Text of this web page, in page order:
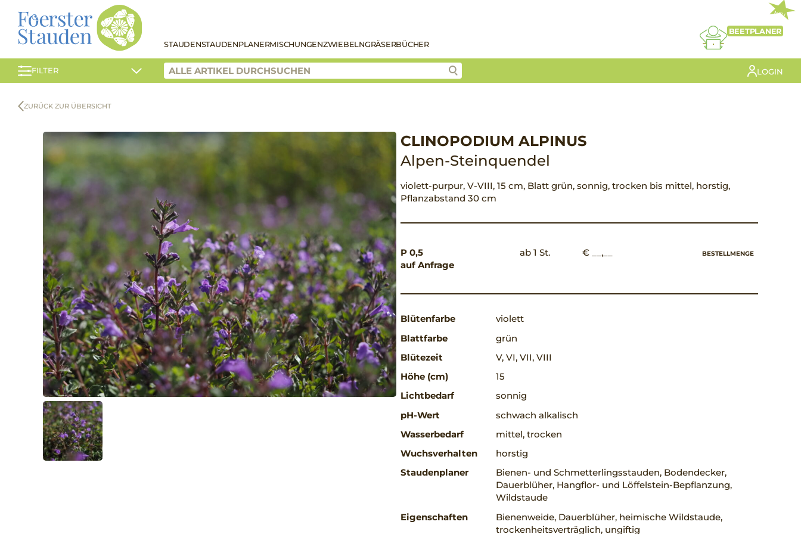
STAUDENSTAUDENPLANERMISCHUNGENZWIEBELNGRÄSERBÜCHER
NEU
BEETPLANER
FILTER LOGIN
ZURÜCK ZUR ÜBERSICHT
CLINOPODIUM ALPINUS
Alpen-Steinquendel
violett-purpur, V-VIII, 15 cm, Blatt grün, sonnig, trocken bis mittel, horstig,
Pflanzabstand 30 cm
P 0,5
auf Anfrage
ab 1 St. € __,__ BESTELLMENGE
Blütenfarbe
violett
Blattfarbe
grün
Blütezeit
V, VI, VII, VIII
Höhe (cm)
15
Lichtbedarf
sonnig
pH-Wert
schwach alkalisch
Wasserbedarf
mittel, trocken
Wuchsverhalten
horstig
Staudenplaner
Bienen- und Schmetterlingsstauden, Bodendecker,
Dauerblüher, Hangflor- und Löffelstein-Bepflanzung,
Wildstaude
Eigenschaften
Bienenweide, Dauerblüher, heimische Wildstaude,
trockenheitsverträglich, ungiftig